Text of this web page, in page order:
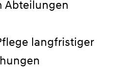
Abteilungen
langfristiger